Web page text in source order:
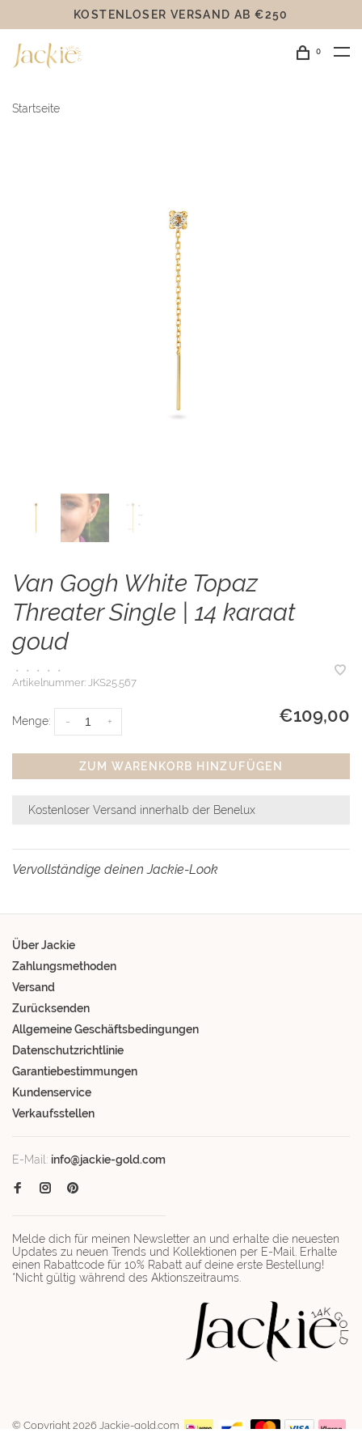
KOSTENLOSER VERSAND AB €250
0
Startseite
Van Gogh White Topaz
Threater Single | 14 karaat
goud
• • • •
•
Artikelnummer: JKS25.567
Menge: +
- €109,00
ZUM WARENKORB HINZUFÜGEN
Kostenloser Versand innerhalb der Benelux
Vervollständige deinen Jackie-Look
Über Jackie
Zahlungsmethoden
Versand
Zurücksenden
Allgemeine Geschäftsbedingungen
Datenschutzrichtlinie
Garantiebestimmungen
Kundenservice
Verkaufsstellen
E-Mail: info@jackie-gold.com
Melde dich für meinen Newsletter an und erhalte die neuesten
Updates zu neuen Trends und Kollektionen per E-Mail. Erhalte
einen Rabattcode für 10% Rabatt auf deine erste Bestellung!
*Nicht gültig während des Aktionszeitraums.
© Copyright 2026 Jackie-gold.com